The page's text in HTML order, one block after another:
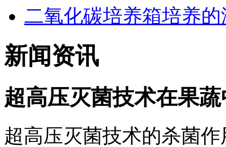
二氧化碳培养箱培养
新闻资讯
超高压灭菌技术在果
超高压灭菌技术的杀菌作